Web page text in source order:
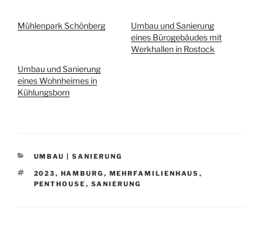
Mühlenpark Schönberg
Umbau und Sanierung
eines Bürogebäudes mit
Werkhallen in Rostock
Umbau und Sanierung
eines Wohnheimes in
Kühlungsborn
KATEGORIEN
UMBAU | SANIERUNG
SCHLAGWÖRTER
2023 , HAMBURG , MEHRFAMILIENHAUS ,
PENTHOUSE , SANIERUNG